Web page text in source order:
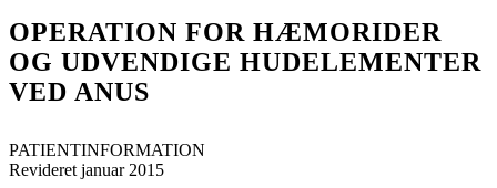
OPERATION FOR HÆMORIDER
OG UDVENDIGE HUDELEMENTER
VED ANUS
PATIENTINFORMATION
Revideret januar 2015